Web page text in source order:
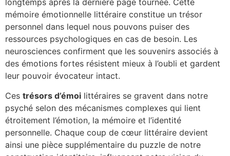
longtemps après la dernière page tournée. Cette
mémoire émotionnelle littéraire constitue un trésor
personnel dans lequel nous pouvons puiser des
ressources psychologiques en cas de besoin. Les
neurosciences confirment que les souvenirs associés à
des émotions fortes résistent mieux à l’oubli et gardent
leur pouvoir évocateur intact.
Ces trésors d’émoi littéraires se gravent dans notre
psyché selon des mécanismes complexes qui lient
étroitement l’émotion, la mémoire et l’identité
personnelle. Chaque coup de cœur littéraire devient
ainsi une pièce supplémentaire du puzzle de notre